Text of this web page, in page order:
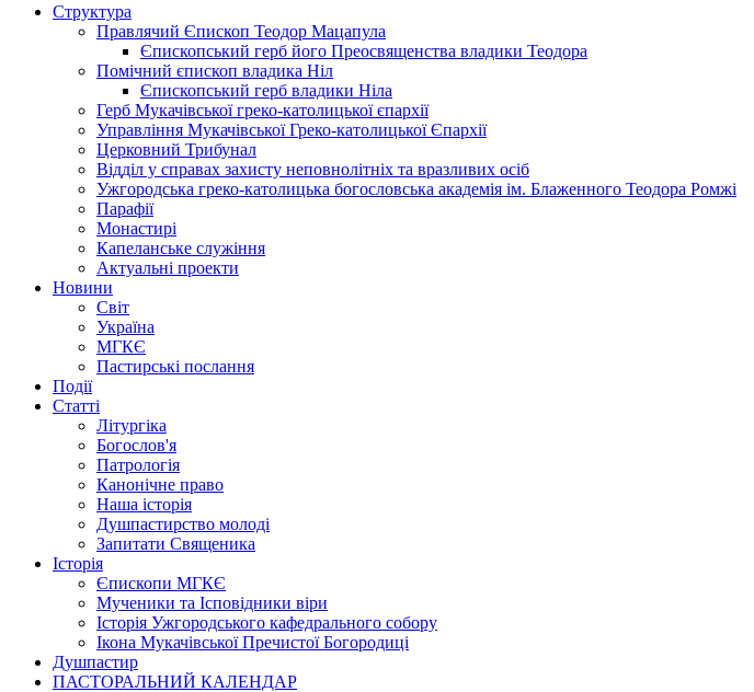
Структура
Правлячий Єпископ Теодор Мацапула
Єпископський герб його Преосвященства владики Теодора
Помічний єпископ владика Ніл
Єпископський герб владики Ніла
Герб Мукачівської греко-католицької єпархії
Управління Мукачівської Греко-католицької Єпархії
Церковний Трибунал
Відділ у справах захисту неповнолітніх та вразливих осіб
Ужгородська греко-католицька богословська академія ім. Блаженного Теодора Ромжі
Парафії
Монастирі
Капеланське служіння
Актуальні проекти
Новини
Світ
Україна
МГКЄ
Пастирські послання
Події
Статті
Літургіка
Богослов'я
Патрологія
Канонічне право
Наша історія
Душпастирство молоді
Запитати Священика
Історія
Єпископи МГКЄ
Мученики та Ісповідники віри
Історія Ужгородського кафедрального собору
Ікона Мукачівської Пречистої Богородиці
Душпастир
ПАСТОРАЛЬНИЙ КАЛЕНДАР